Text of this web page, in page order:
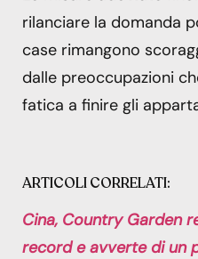
rilanciare la domanda
case rimangono
dalle preoccupazioni
fatica a finire gli
ARTICOLI CORRELATI:
Cina, Country Garden
record e avverte di un